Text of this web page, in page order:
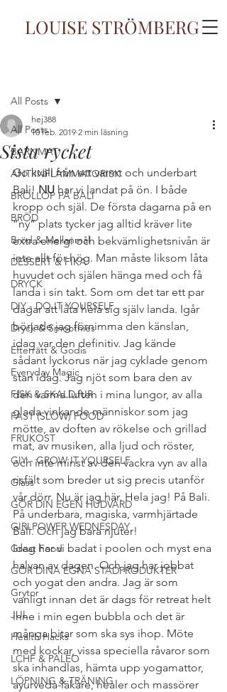
LOUISE STRÖMBERG
All Posts
BARNMAT
ANTIINFLAMMATORISK
BRÖLLOP PÅ BALI
BRÖD
Bröd & Mellanmål
DESSERT & FIKA
DRYCK
DIY - DO IT YOURSELF
Dryck & Smoothies
Efterrätt & Godis
Everyday Magic
FISK & SKALDJUR
FAST (SLOW) FOOD
FRUKOST
GIY - GROW IT YOURSELF
Glass
GÖR DIN EGEN HUDVÅRD
GIRLPOWER WEDNESDAY
Great Food
GÖR DINA EGNA STÄDPRODUKTER
Grytor
JUL
Health Hacks
LCHF & PALEO
LÖPNING & TRÄNING
All Posts
Sista rycket
hej388
10 feb. 2019 2 min läsning
Go kväll från ett varmt och underbart
Bali! NU har vi landat på ön. I både
kropp och själ. De första dagarna på en
”ny” plats tycker jag alltid kräver lite
extra energi och bekvämlighetsnivån är
inte allt för hög. Man måste liksom låta
huvudet och själen hänga med och få
landa i sin takt. Som om det tar ett par
dagar att låta hela sig själv landa. Igår
började jag förnimma den känslan,
idag var den definitiv. Jag kände
sådant lyckorus när jag cyklade genom
stan idag. Jag njöt som bara den av
den varma luften i mina lungor, av alla
glada vinkande människor som jag
mötte, av doften av rökelse och grillad
mat, av musiken, alla ljud och röster,
och inte minst av den vackra vyn av alla
risfält som breder ut sig precis utanför
vår dörr. Nu är jag här. Hela jag! På Bali.
På underbara, magiska, varmhjärtade
Bali. Och jag bara njuter!
Idag har vi badat i poolen och myst ena
halvan av dagen. Och jag har jobbat
och yogat den andra. Jag är som
vanligt innan det är dags för retreat helt
inne i min egen bubbla och det är
många bitar som ska sys ihop. Möte
med kockar, vissa speciella råvaror som
ska inhandlas, hämta upp yogamattor,
ayurveda-läkare, healer och massörer